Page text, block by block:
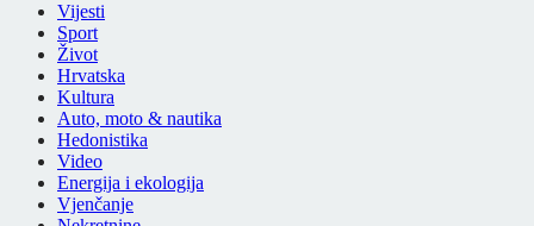
Vijesti
Sport
Život
Hrvatska
Kultura
Auto, moto & nautika
Hedonistika
Video
Energija i ekologija
Vjenčanje